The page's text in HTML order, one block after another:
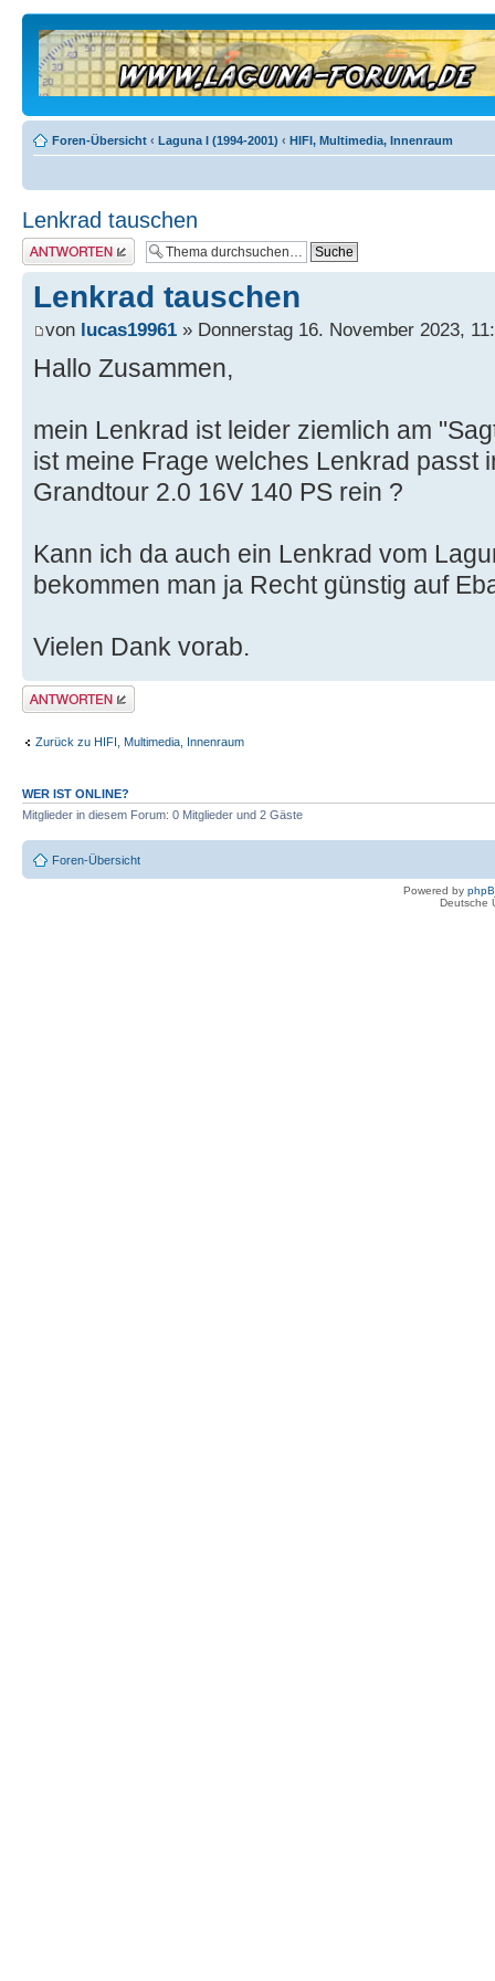
Foren-Übersicht ‹ Laguna I (1994-2001) ‹ HIFI, Multimedia, Innenraum
Lenkrad tauschen
Antwort erstellen
Lenkrad tauschen
von lucas19961 » Donnerstag 16. November 2023,
Hallo Zusammen,
mein Lenkrad ist leider ziemlich am
ist meine Frage welches Lenkrad passt
Grandtour 2.0 16V 140 PS rein ?
Kann ich da auch ein Lenkrad vom
bekommen man ja Recht günstig auf
Vielen Dank vorab.
Antwort erstellen
Zurück zu HIFI, Multimedia, Innenraum
WER IST ONLINE?
Mitglieder in diesem Forum: 0 Mitglieder und 2 Gäste
Foren-Übersicht
Powered by
Deutsche